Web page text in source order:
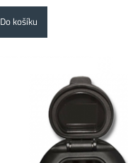
Do košíku